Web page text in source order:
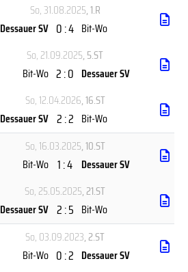
So, 31.08.2025, 1.R
Dessauer SV 0 : 4 Bit-Wo
So, 21.09.2025, 5.ST
Bit-Wo 2 : 0 Dessauer SV
So, 12.04.2026, 16.ST
Dessauer SV 2 : 2 Bit-Wo
So, 16.03.2025, 10.ST
Bit-Wo 1 : 4 Dessauer SV
So, 25.05.2025, 21.ST
Dessauer SV 2 : 5 Bit-Wo
So, 03.09.2023, 2.ST
Bit-Wo 0 : 2 Dessauer SV